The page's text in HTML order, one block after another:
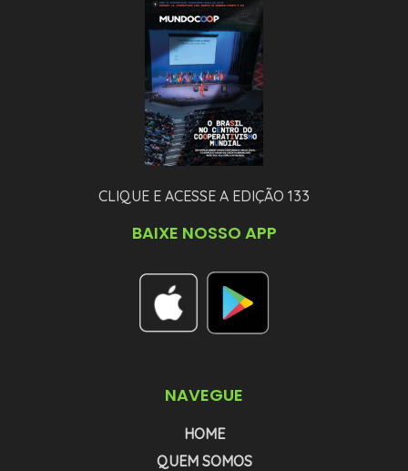
CLIQUE E ACESSE A EDIÇÃO 133
BAIXE NOSSO APP
NAVEGUE
HOME
QUEM SOMOS